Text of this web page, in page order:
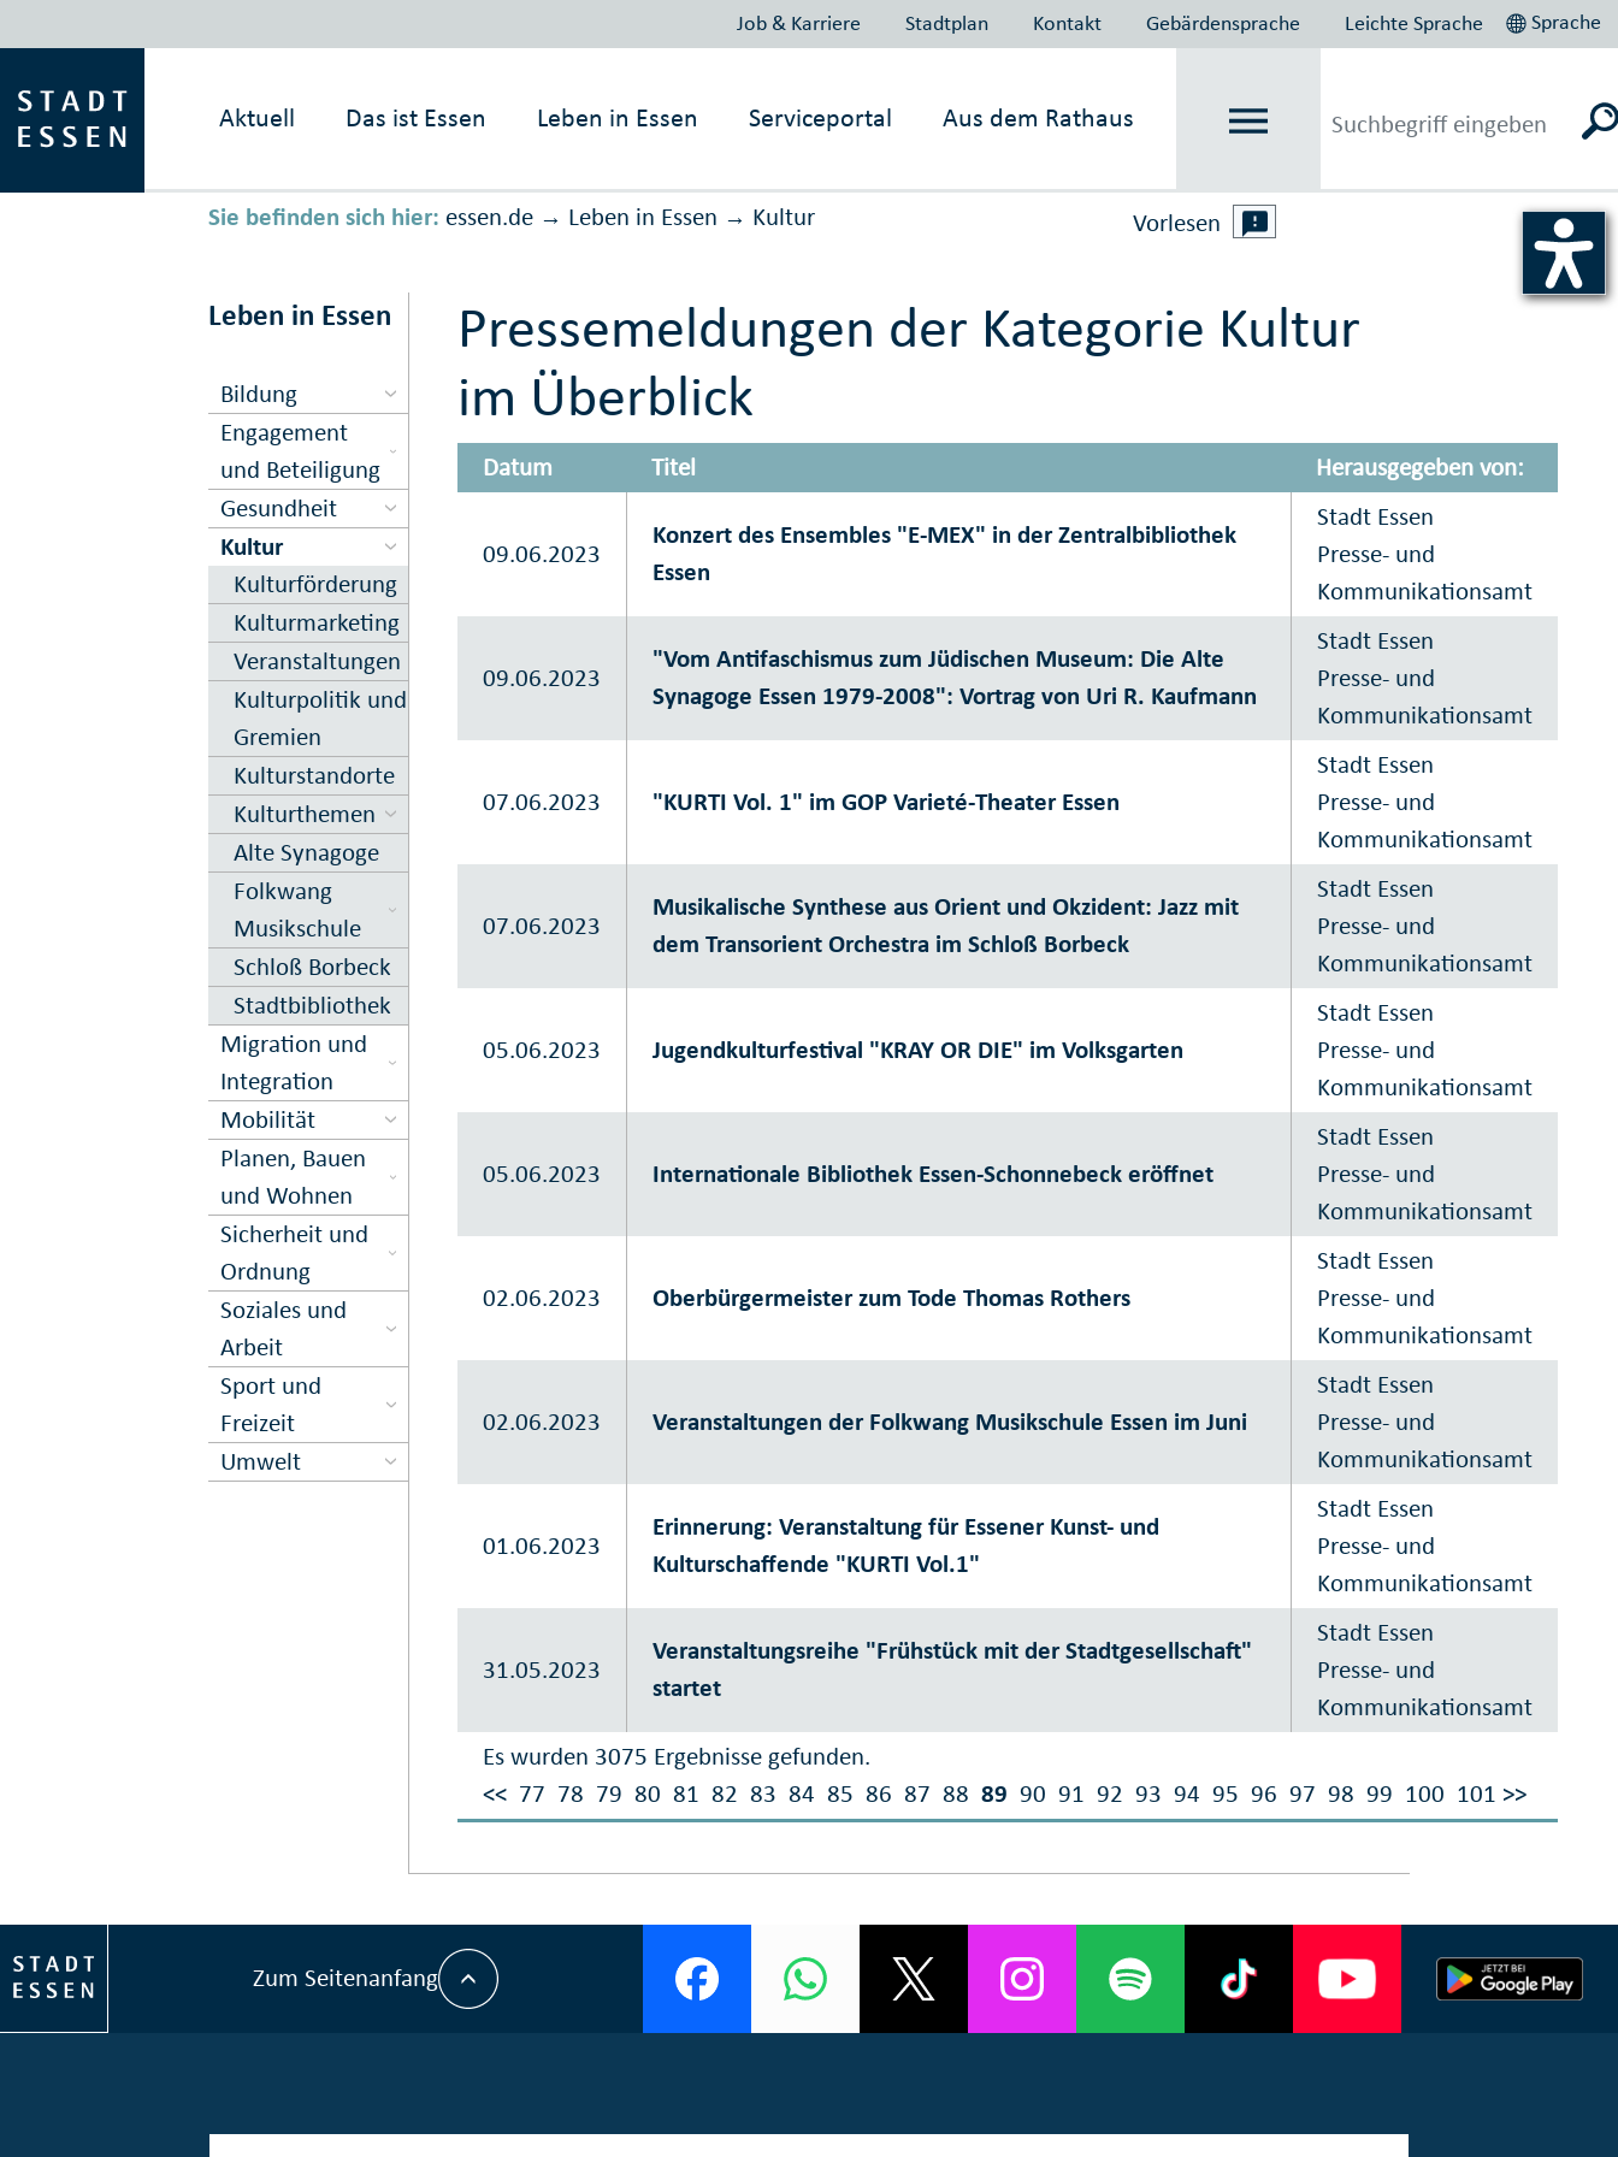
Job & Karriere Stadtplan Kontakt Gebärdensprache Leichte Sprache Sprache
Aktuell Das ist Essen Leben in Essen Serviceportal Aus dem Rathaus
Sie befinden sich hier: essen.de → Leben in Essen → Kultur Vorlesen
Leben in Essen
Bildung
Engagement
und Beteiligung
Gesundheit
Kultur
Kultur­förderung
Kultur­marketing
Veranstal­tungen
Kultur­politik und
Gremien
Kultur­standorte
Kultur­themen
Alte Synagoge
Folkwang
Musikschule
Schloß Borbeck
Stadtbibliothek
Migration und
Inte­gration
Mobilität
Planen, Bauen
und Wohnen
Sicher­heit und
Ord­nung
Soziales und
Arbeit
Sport und
Freizeit
Umwelt
Pressemeldungen der Kategorie Kultur
im Überblick
Datum Titel Herausgegeben von:
Es wurden 3075 Ergebnisse gefunden.
<< 77 78 79 80 81 82 83 84 85 86 87 88 89 90 91 92 93 94 95 96 97 98 99 100 101 >>
09.06.2023
Konzert des Ensembles "E-MEX" in der Zentralbibliothek
Essen
Stadt Essen
Presse- und
Kommunikationsamt
09.06.2023
"Vom Antifaschismus zum Jüdischen Museum: Die Alte
Synagoge Essen 1979-2008": Vortrag von Uri R. Kaufmann
Stadt Essen
Presse- und
Kommunikationsamt
07.06.2023 "KURTI Vol. 1" im GOP Varieté-Theater Essen
Stadt Essen
Presse- und
Kommunikationsamt
07.06.2023
Musikalische Synthese aus Orient und Okzident: Jazz mit
dem Transorient Orchestra im Schloß Borbeck
Stadt Essen
Presse- und
Kommunikationsamt
05.06.2023 Jugendkulturfestival "KRAY OR DIE" im Volksgarten
Stadt Essen
Presse- und
Kommunikationsamt
05.06.2023 Internationale Bibliothek Essen-Schonnebeck eröffnet
Stadt Essen
Presse- und
Kommunikationsamt
02.06.2023 Oberbürgermeister zum Tode Thomas Rothers
Stadt Essen
Presse- und
Kommunikationsamt
02.06.2023 Veranstaltungen der Folkwang Musikschule Essen im Juni
Stadt Essen
Presse- und
Kommunikationsamt
01.06.2023
Erinnerung: Veranstaltung für Essener Kunst- und
Kulturschaffende "KURTI Vol.1"
Stadt Essen
Presse- und
Kommunikationsamt
31.05.2023
Veranstaltungsreihe "Frühstück mit der Stadtgesellschaft"
startet
Stadt Essen
Presse- und
Kommunikationsamt
Zum Seitenanfang